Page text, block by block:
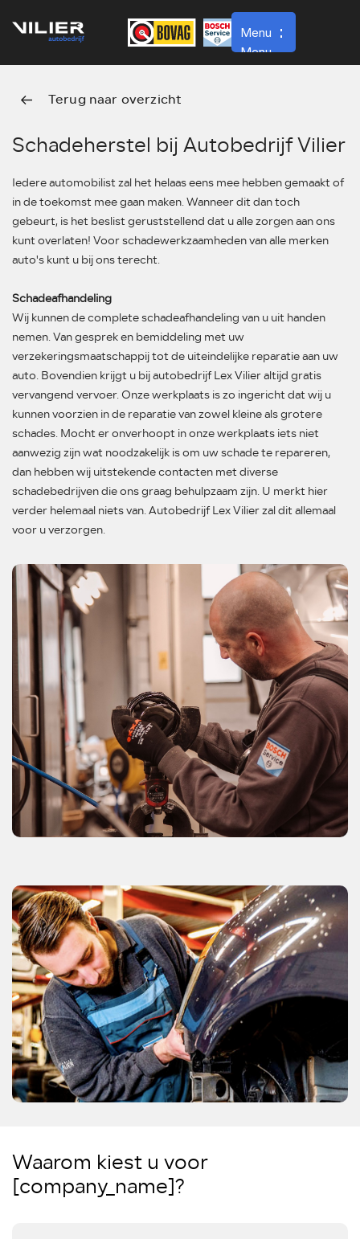
Menu
Menu
Home
Werkplaats
Contact
Vacatures
Verkoop
Terug naar overzicht
Schadeherstel bij Autobedrijf Vilier
Iedere automobilist zal het helaas eens mee hebben gemaakt of
in de toekomst mee gaan maken. Wanneer dit dan toch
gebeurt, is het beslist geruststellend dat u alle zorgen aan ons
kunt overlaten! Voor schadewerkzaamheden van alle merken
auto's kunt u bij ons terecht.
Schadeafhandeling
Wij kunnen de complete schadeafhandeling van u uit handen
nemen. Van gesprek en bemiddeling met uw
verzekeringsmaatschappij tot de uiteindelijke reparatie aan uw
auto. Bovendien krijgt u bij autobedrijf Lex Vilier altijd gratis
vervangend vervoer. Onze werkplaats is zo ingericht dat wij u
kunnen voorzien in de reparatie van zowel kleine als grotere
schades. Mocht er onverhoopt in onze werkplaats iets niet
aanwezig zijn wat noodzakelijk is om uw schade te repareren,
dan hebben wij uitstekende contacten met diverse
schadebedrijven die ons graag behulpzaam zijn. U merkt hier
verder helemaal niets van. Autobedrijf Lex Vilier zal dit allemaal
voor u verzorgen.
Waarom kiest u voor
[company_name]?